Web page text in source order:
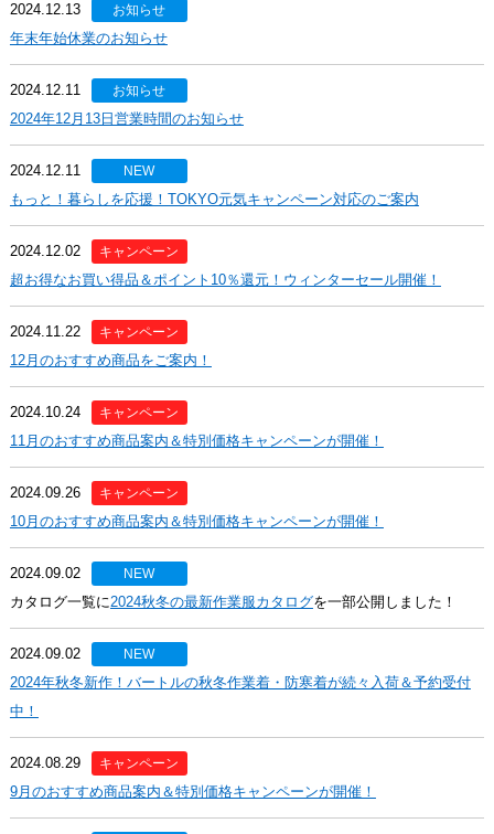
2024.12.13 お知らせ
年末年始休業のお知らせ
2024.12.11 お知らせ
2024年12月13日営業時間のお知らせ
2024.12.11 NEW
もっと！暮らしを応援！TOKYO元気キャンペーン対応のご案内
2024.12.02 キャンペーン
超お得なお買い得品＆ポイント10％還元！ウィンターセール開催！
2024.11.22 キャンペーン
12月のおすすめ商品をご案内！
2024.10.24 キャンペーン
11月のおすすめ商品案内＆特別価格キャンペーンが開催！
2024.09.26 キャンペーン
10月のおすすめ商品案内＆特別価格キャンペーンが開催！
2024.09.02 NEW
カタログ一覧に2024秋冬の最新作業服カタログを一部公開しました！
2024.09.02 NEW
2024年秋冬新作！バートルの秋冬作業着・防寒着が続々入荷＆予約受付
中！
2024.08.29 キャンペーン
9月のおすすめ商品案内＆特別価格キャンペーンが開催！